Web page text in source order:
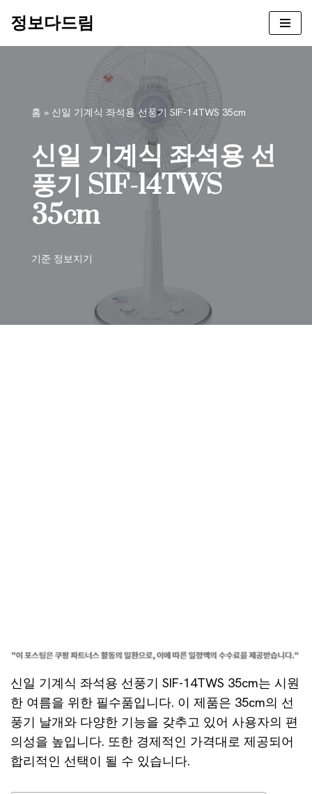
정보다드림
홈 » 신일 기계식 좌석용 선풍기 SIF-14TWS 35cm
신일 기계식 좌석용 선
풍기 SIF-14TWS
35cm
기준 정보지기
신일 기계식 좌석용 선풍기 SIF-14TWS 35cm는 시원
한 여름을 위한 필수품입니다. 이 제품은 35cm의 선
풍기 날개와 다양한 기능을 갖추고 있어 사용자의 편
의성을 높입니다. 또한 경제적인 가격대로 제공되어
합리적인 선택이 될 수 있습니다.